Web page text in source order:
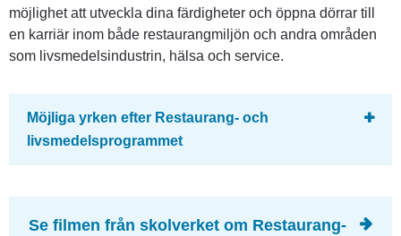
möjlighet att utveckla dina färdigheter och öppna dörrar till
en karriär inom både restaurangmiljön och andra områden
som livsmedelsindustrin, hälsa och service.
Möjliga yrken efter Restaurang- och
livsmedelsprogrammet
Se filmen från skolverket om Restaurang-